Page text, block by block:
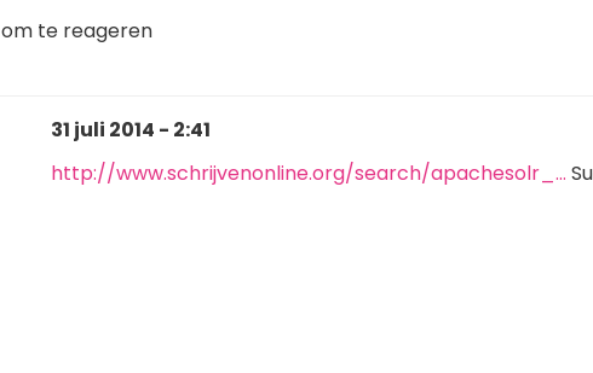
om te reageren
31 juli 2014 - 2:41
http://www.schrijvenonline.org/search/apachesolr_…